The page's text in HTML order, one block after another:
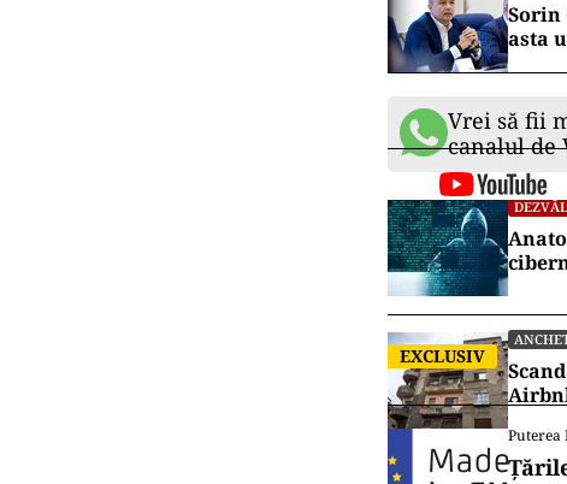
Sorin
asta
Vrei să fii
canalul de
EXCLUSIV